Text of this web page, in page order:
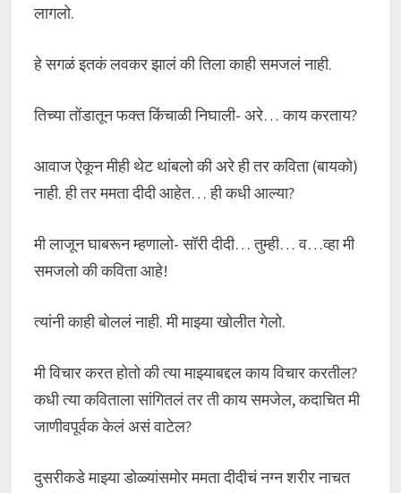
लागलो.
हे सगळं इतकं लवकर झालं की तिला काही समजलं नाही.
तिच्या तोंडातून फक्त किंचाळी निघाली- अरे… काय करताय?
आवाज ऐकून मीही थेट थांबलो की अरे ही तर कविता (बायको)
नाही. ही तर ममता दीदी आहेत… ही कधी आल्या?
मी लाजून घाबरून म्हणालो- सॉरी दीदी… तुम्ही… व…व्हा मी
समजलो की कविता आहे!
त्यांनी काही बोललं नाही. मी माझ्या खोलीत गेलो.
मी विचार करत होतो की त्या माझ्याबद्दल काय विचार करतील?
कधी त्या कविताला सांगितलं तर ती काय समजेल, कदाचित मी
जाणीवपूर्वक केलं असं वाटेल?
दुसरीकडे माझ्या डोळ्यांसमोर ममता दीदीचं नग्न शरीर नाचत